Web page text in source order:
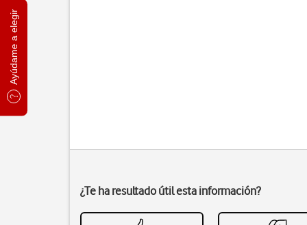
Ayúdame a elegir
¿Te ha resultado útil esta información?